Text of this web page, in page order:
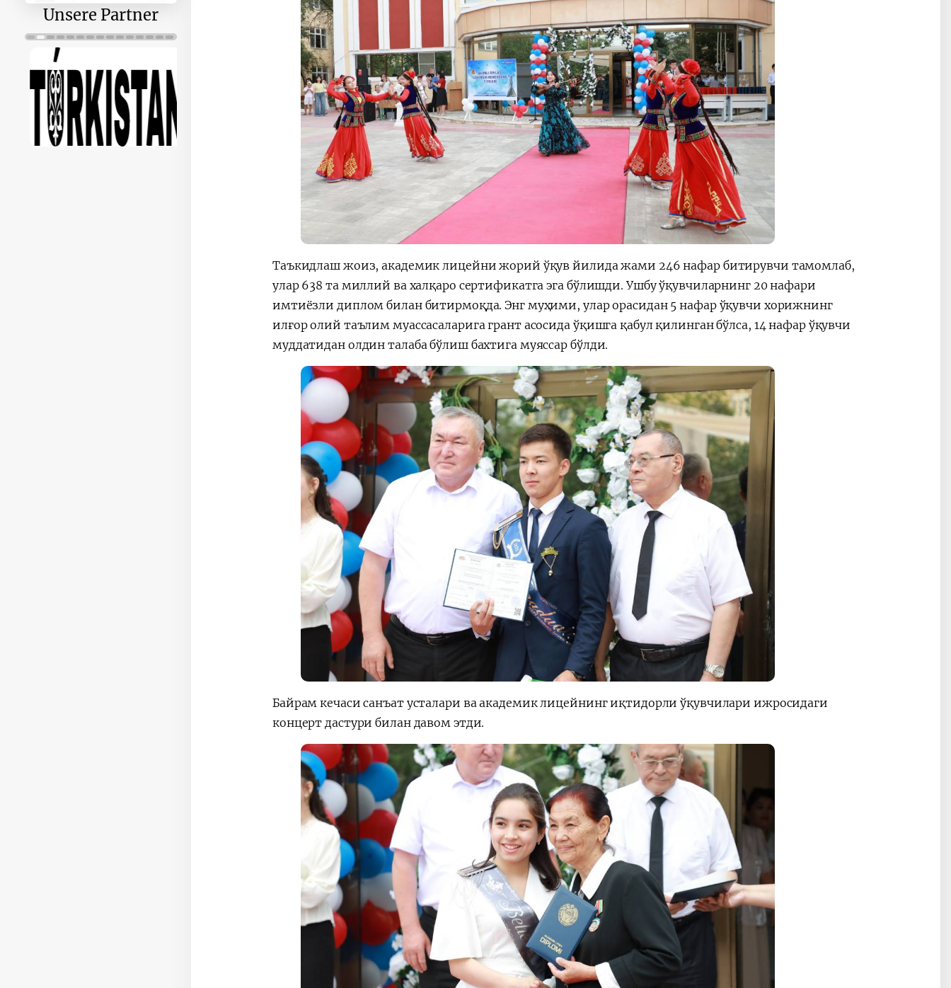
Unsere Partner
Таъкидлаш жоиз, академик лицейни жорий ўқув йилида жами 246 нафар битирувчи тамомлаб,
улар 638 та миллий ва халқаро сертификатга эга бўлишди. Ушбу ўқувчиларнинг 20 нафари
имтиёзли диплом билан битирмоқда. Энг муҳими, улар орасидан 5 нафар ўқувчи хорижнинг
илғор олий таълим муассасаларига грант асосида ўқишга қабул қилинган бўлса, 14 нафар ўқувчи
муддатидан олдин талаба бўлиш бахтига муяссар бўлди.
Байрам кечаси санъат усталари ва академик лицейнинг иқтидорли ўқувчилари ижросидаги
концерт дастури билан давом этди.